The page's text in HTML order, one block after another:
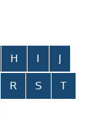
H
R S T